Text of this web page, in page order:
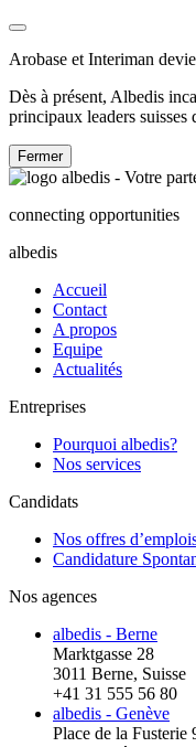
Arobase et Interiman
Dès à présent, Albedis
principaux leaders suisses
Fermer
connecting opportunities
albedis
Accueil
Contact
A propos
Equipe
Actualités
Entreprises
Pourquoi albedis?
Nos services
Candidats
Nos offres
Candidature
Nos agences
albedis - Berne
Marktgasse 28
3011 Berne, Suisse
+41 31 555 56 80
albedis - Genève
Place de la Fusterie